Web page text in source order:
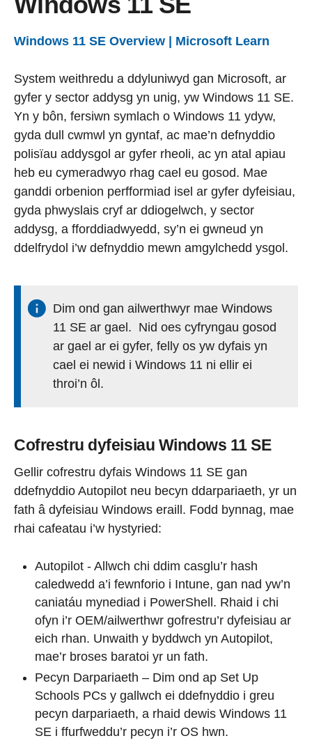
Windows 11 SE Overview | Microsoft Learn
System weithredu a ddyluniwyd gan Microsoft, ar
gyfer y sector addysg yn unig, yw Windows 11 SE.
Yn y bôn, fersiwn symlach o Windows 11 ydyw,
gyda dull cwmwl yn gyntaf, ac mae’n defnyddio
polisïau addysgol ar gyfer rheoli, ac yn atal apiau
heb eu cymeradwyo rhag cael eu gosod. Mae
ganddi orbenion perfformiad isel ar gyfer dyfeisiau,
gyda phwyslais cryf ar ddiogelwch, y sector
addysg, a fforddiadwyedd, sy’n ei gwneud yn
ddelfrydol i’w defnyddio mewn amgylchedd ysgol.
Dim ond gan ailwerthwyr mae Windows
11 SE ar gael. Nid oes cyfryngau gosod
ar gael ar ei gyfer, felly os yw dyfais yn
cael ei newid i Windows 11 ni ellir ei
throi’n ôl.
Cofrestru dyfeisiau Windows 11 SE
Gellir cofrestru dyfais Windows 11 SE gan
ddefnyddio Autopilot neu becyn ddarpariaeth, yr un
fath â dyfeisiau Windows eraill. Fodd bynnag, mae
rhai cafeatau i’w hystyried:
Autopilot - Allwch chi ddim casglu’r hash
caledwedd a’i fewnforio i Intune, gan nad yw’n
caniatáu mynediad i PowerShell. Rhaid i chi
ofyn i’r OEM/ailwerthwr gofrestru’r dyfeisiau ar
eich rhan. Unwaith y byddwch yn Autopilot,
mae’r broses baratoi yr un fath.
Pecyn Darpariaeth – Dim ond ap Set Up
Schools PCs y gallwch ei ddefnyddio i greu
pecyn darpariaeth, a rhaid dewis Windows 11
SE i ffurfweddu’r pecyn i’r OS hwn.